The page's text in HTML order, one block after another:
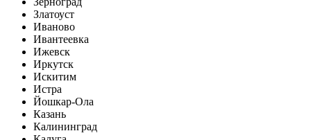
Златоуст
Иваново
Ивантеевка
Ижевск
Иркутск
Искитим
Истра
Йошкар-Ола
Казань
Калининград